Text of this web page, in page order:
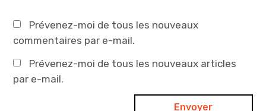
Prévenez-moi de tous les nouveaux
commentaires par e-mail.
Prévenez-moi de tous les nouveaux articles
par e-mail.